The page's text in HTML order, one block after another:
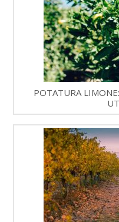
POTATURA